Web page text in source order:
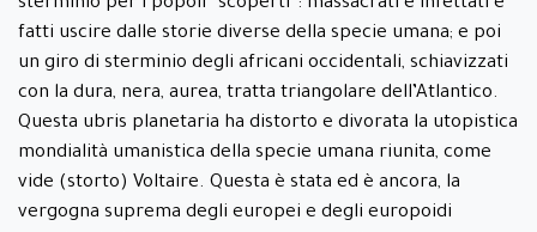
sterminio per i popoli “scoperti”: massacrati e infettati e
fatti uscire dalle storie diverse della specie umana; e poi
un giro di sterminio degli africani occidentali, schiavizzati
con la dura, nera, aurea, tratta triangolare dell’Atlantico.
Questa ubris planetaria ha distorto e divorata la utopistica
mondialità umanistica della specie umana riunita, come
vide (storto) Voltaire. Questa è stata ed è ancora, la
vergogna suprema degli europei e degli europoidi